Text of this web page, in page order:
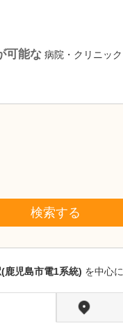
可能な 病院・クリニック
検索する
鹿児島市電1系統) を中心
千葉
か
患